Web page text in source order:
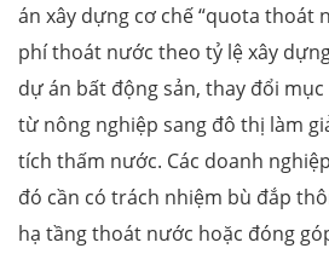
án xây dựng cơ chế “quota thoát
phí thoát nước theo tỷ lệ xây
dự án bất động sản, thay đổi
từ nông nghiệp sang đô thị làm
tích thấm nước. Các doanh
đó cần có trách nhiệm bù đắp
hạ tầng thoát nước hoặc đóng